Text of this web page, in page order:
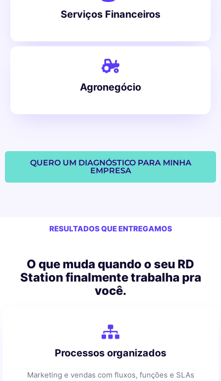
Serviços Financeiros
Agronegócio
QUERO UM DIAGNÓSTICO PARA MINHA
EMPRESA
RESULTADOS QUE ENTREGAMOS
O que muda quando o seu RD
Station finalmente trabalha pra
você.
Processos organizados
Marketing e vendas com fluxos, funções e SLAs